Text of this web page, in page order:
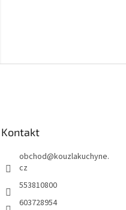
Kontakt
obchod@kouzlakuchyne.
cz
553810800
603728954